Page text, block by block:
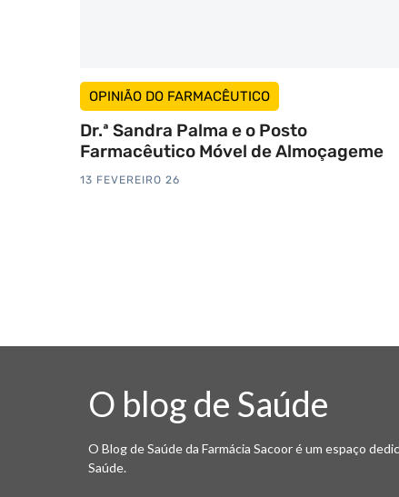
OPINIÃO DO FARMACÊUTICO
Dr.ª Sandra Palma e o Posto
Farmacêutico Móvel de Almoçageme
13 FEVEREIRO 26
O blog de Saúde
O Blog de Saúde da Farmácia Sacoor é um espaço
Saúde.